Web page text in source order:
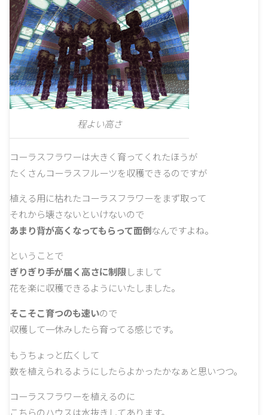
程よい高さ
コーラスフラワーは大きく育ってくれたほうが
たくさんコーラスフルーツを収穫できるのですが
植える用に枯れたコーラスフラワーをまず取って
それから壊さないといけないので
あまり背が高くなってもらって面倒なんですよね。
ということで
ぎりぎり手が届く高さに制限 しまして
花を楽に収穫できるようにいたしました。
そこそこ育つのも速いので
収穫して一休みしたら育ってる感じです。
もうちょっと広くして
数を植えられるようにしたらよかったかなぁと思いつつ。
コーラスフラワーを植えるのに
こちらのハウスは水抜きしてあります。